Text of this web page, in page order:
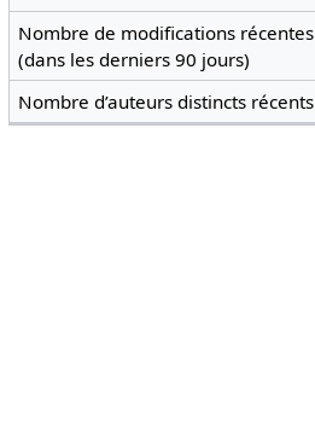
Nombre de modifications récentes
(dans les derniers 90 jours)
Nombre d’auteurs distincts récents